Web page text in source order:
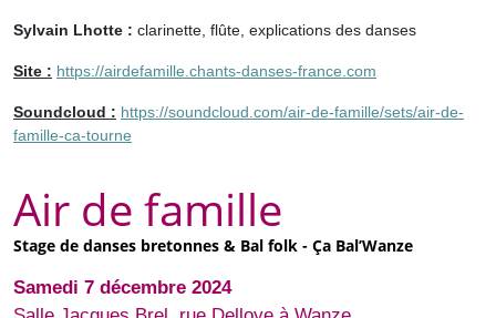
Sylvain Lhotte : clarinette, flûte, explications des danses
Site : https://airdefamille.chants-danses-france.com
Soundcloud : https://soundcloud.com/air-de-famille/sets/air-de-
famille-ca-tourne
Air de famille
Stage de danses bretonnes & Bal folk - Ça Bal’Wanze
Samedi 7 décembre 2024